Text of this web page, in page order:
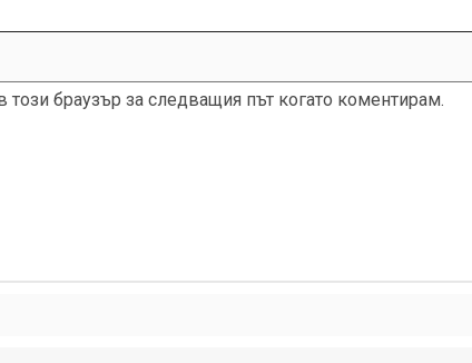
браузър за следващия път когато коментирам.